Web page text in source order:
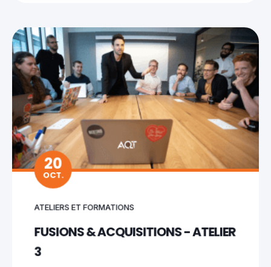
20
OCT.
ATELIERS ET FORMATIONS
FUSIONS & ACQUISITIONS - ATELIER
3